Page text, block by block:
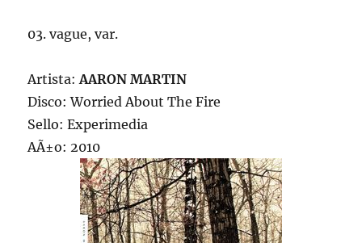
03. vague, var.
Artista:AARON MARTIN
Disco: Worried About The Fire
Sello: Experimedia
AÃ±o: 2010